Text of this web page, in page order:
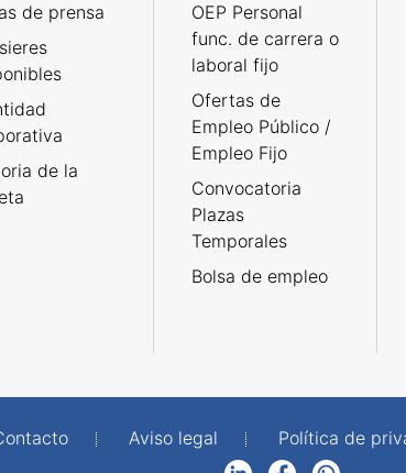
de prensa
de la
OEP Personal
func. de carrera o
laboral fijo
Ofertas de
Empleo Público /
Empleo Fijo
Convocatoria
Plazas
Temporales
Bolsa de empleo
Aviso legal Política de